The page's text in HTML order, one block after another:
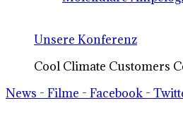
Unsere Konferenz
Cool Climate Customers
News - Filme - Facebook -